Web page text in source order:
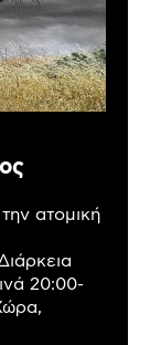
ατομική
20:00-